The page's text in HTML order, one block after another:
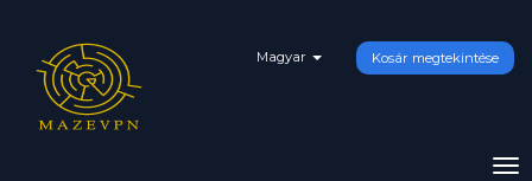
Magyar Kosár megtekintése